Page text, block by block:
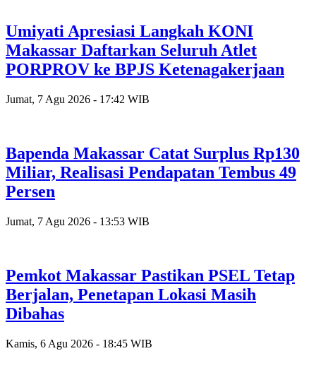
Umiyati Apresiasi Langkah KONI
Makassar Daftarkan Seluruh Atlet
PORPROV ke BPJS Ketenagakerjaan
Jumat, 7 Agu 2026 - 17:42 WIB
Bapenda Makassar Catat Surplus Rp130
Miliar, Realisasi Pendapatan Tembus 49
Persen
Jumat, 7 Agu 2026 - 13:53 WIB
Pemkot Makassar Pastikan PSEL Tetap
Berjalan, Penetapan Lokasi Masih
Dibahas
Kamis, 6 Agu 2026 - 18:45 WIB